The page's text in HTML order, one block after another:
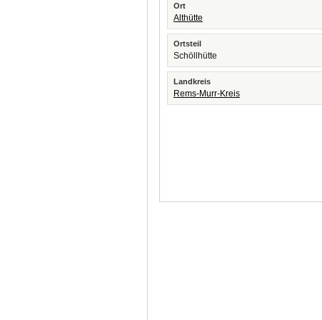
Ort
Althütte
Ortsteil
Schöllhütte
Landkreis
Rems-Murr-Kreis